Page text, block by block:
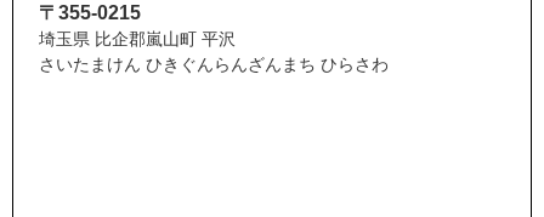
〒355-0215
埼玉県 比企郡嵐山町 平沢
さいたまけん ひきぐんらんざんまち ひらさわ